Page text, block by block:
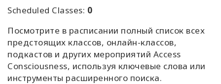
учетную
О
нас
Access
Scheduled Classes: 0
Посмотрите в расписании полный список всех
предстоящих классов, онлайн-классов,
подкастов и других мероприятий Access
Consciousness, используя ключевые слова или
инструменты расширенного поиска.